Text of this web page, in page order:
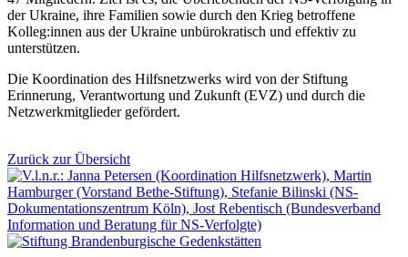
der Ukraine, ihre Familien sowie durch den Krieg betroffene
Kolleg:innen aus der Ukraine unbürokratisch und effektiv zu
unterstützen.
Die Koordination des Hilfsnetzwerks wird von der Stiftung
Erinnerung, Verantwortung und Zukunft (EVZ) und durch die
Netzwerkmitglieder gefördert.
Zurück zur Übersicht